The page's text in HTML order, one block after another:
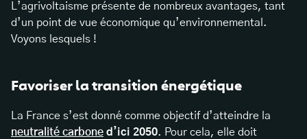
L’agrivoltaisme présente de nombreux avantages, tant
d’un point de vue économique qu’environnemental.
Voyons lesquels !
Favoriser la transition énergétique
La France s’est donné comme objectif d’atteindre la
neutralité carbone d’ici 2050. Pour cela, elle doit